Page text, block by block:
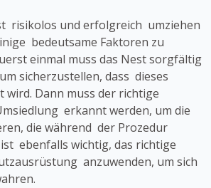
risikolos und erfolgreich umziehen
bedeutsame Faktoren zu
einmal muss das Nest sorgfältig
sicherzustellen, dass dieses
Dann muss der richtige
erkannt werden, um die
die während der Prozedur
ebenfalls wichtig, das richtige
anzuwenden, um sich